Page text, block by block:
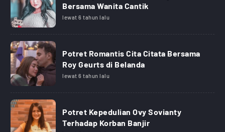
Bersama Wanita Cantik
lewat 6 tahun lalu
Potret Romantis Cita Citata Bersama
Roy Geurts di Belanda
lewat 6 tahun lalu
Potret Kepedulian Ovy Sovianty
Terhadap Korban Banjir